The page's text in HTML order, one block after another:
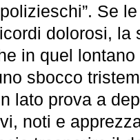
Se
dolorosi, la
in quel
sbocco
lato prova a
noti e